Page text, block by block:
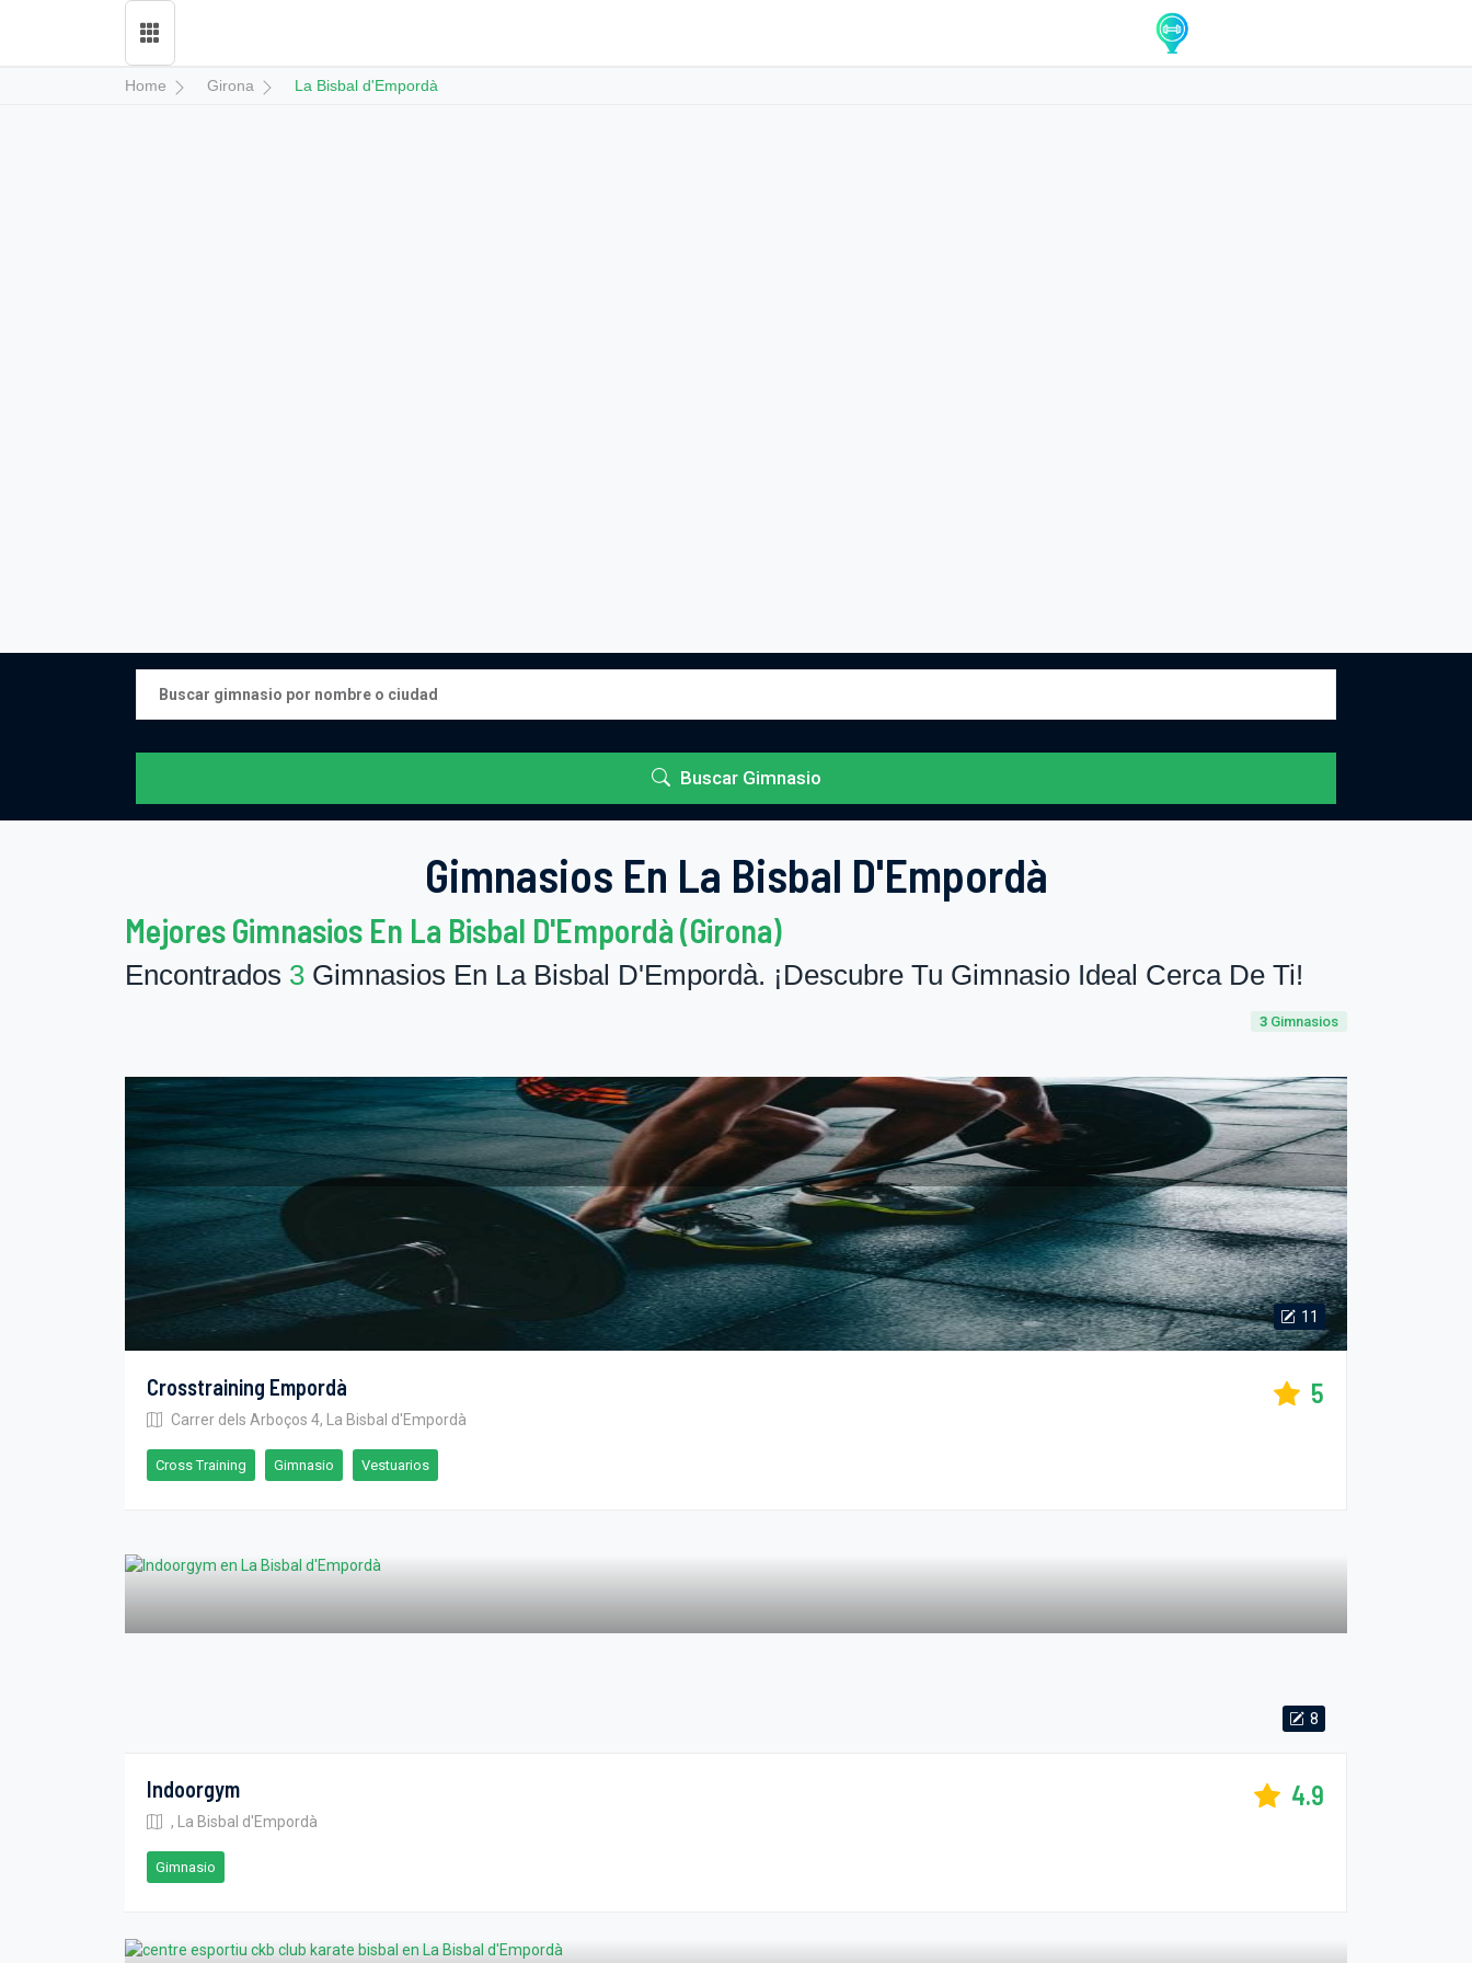
Home Girona La Bisbal d'Empordà
Buscar Gimnasio
Gimnasios En La Bisbal D'Empordà
Mejores Gimnasios En La Bisbal D'Empordà (Girona)
Encontrados 3 Gimnasios En La Bisbal D'Empordà. ¡Descubre Tu Gimnasio Ideal Cerca De Ti!
3 Gimnasios
11
Crosstraining Empordà
Carrer dels Arboços 4, La Bisbal d'Empordà
5
Cross Training Gimnasio Vestuarios
8
Indoorgym
, La Bisbal d'Empordà
4.9
Gimnasio